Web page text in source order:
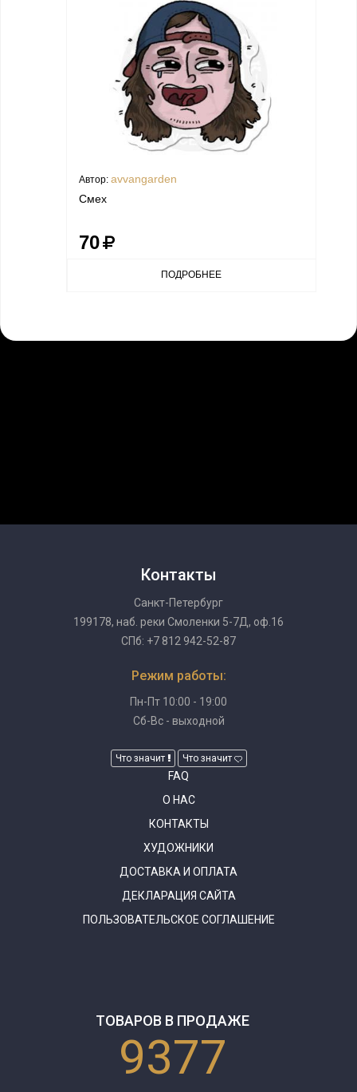
Автор: avvangarden
Смех
70
ПОДРОБНЕЕ
Контакты
Санкт-Петербург
199178, наб. реки Смоленки 5-7Д, оф.16
СПб: +7 812 942-52-87
Режим работы:
Пн-Пт 10:00 - 19:00
Сб-Вс - выходной
Что значит Что значит
FAQ
О НАС
КОНТАКТЫ
ХУДОЖНИКИ
ДОСТАВКА И ОПЛАТА
ДЕКЛАРАЦИЯ САЙТА
ПОЛЬЗОВАТЕЛЬСКОЕ СОГЛАШЕНИЕ
ТОВАРОВ В ПРОДАЖЕ
9377